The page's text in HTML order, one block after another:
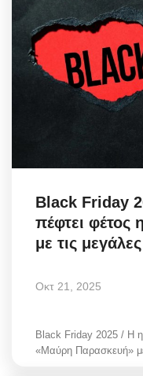
Black Friday
πέφτει
με τις
Οκτ 21, 2025
Black Friday 2025 / Η
«Μαύρη Παρασκευή»